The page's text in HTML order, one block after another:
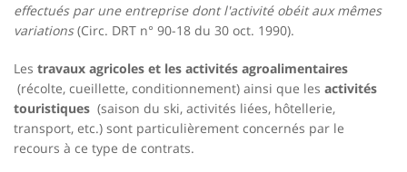
effectués par une entreprise dont l'activité obéit aux mêmes
variations(Circ. DRT n° 90-18 du 30 oct. 1990).
Les travaux agricoles et les activités agroalimentaires
(récolte, cueillette, conditionnement) ainsi que les activités
touristiques (saison du ski, activités liées, hôtellerie,
transport, etc.) sont particulièrement concernés par le
recours à ce type de contrats.